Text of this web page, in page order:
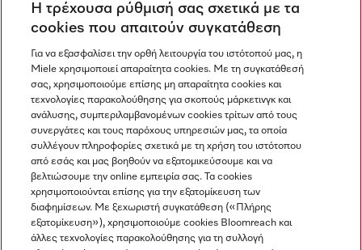
Ανακαλύψτε τα Miele Experience Center
Newsletter
Miele στο Instagram
Miele στο Facebook
Miele στο Youtube
Η τρέχουσα ρύθμισή σας σχετικά με τα
cookies που απαιτούν συγκατάθεση
Για να εξασφαλίσει την ορθή λειτουργία του ιστότοπού μας, η
Miele χρησιμοποιεί απαραίτητα cookies. Με τη συγκατάθεσή
σας, χρησιμοποιούμε επίσης μη απαραίτητα cookies και
τεχνολογίες παρακολούθησης για σκοπούς μάρκετινγκ και
ανάλυσης, συμπεριλαμβανομένων cookies τρίτων από τους
συνεργάτες και τους παρόχους υπηρεσιών μας, τα οποία
συλλέγουν πληροφορίες σχετικά με τη χρήση του ιστότοπου
από εσάς και μας βοηθούν να εξατομικεύσουμε και να
βελτιώσουμε την online εμπειρία σας. Τα cookies
χρησιμοποιούνται επίσης για την εξατομίκευση των
διαφημίσεων. Με ξεχωριστή συγκατάθεση («Πλήρης
εξατομίκευση»), χρησιμοποιούμε cookies Bloomreach και
άλλες τεχνολογίες παρακολούθησης για τη συλλογή